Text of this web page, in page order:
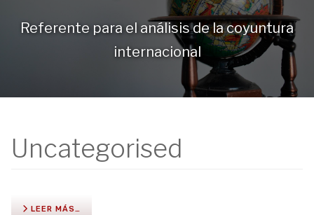
Referente para el análisis de la coyuntura
internacional
Uncategorised
LEER MÁS…